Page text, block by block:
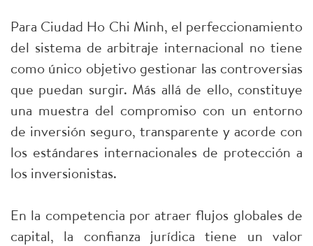
Para Ciudad Ho Chi Minh, el perfeccionamiento
del sistema de arbitraje internacional no tiene
como único objetivo gestionar las controversias
que puedan surgir. Más allá de ello, constituye
una muestra del compromiso con un entorno
de inversión seguro, transparente y acorde con
los estándares internacionales de protección a
los inversionistas.
En la competencia por atraer flujos globales de
capital, la confianza jurídica tiene un valor